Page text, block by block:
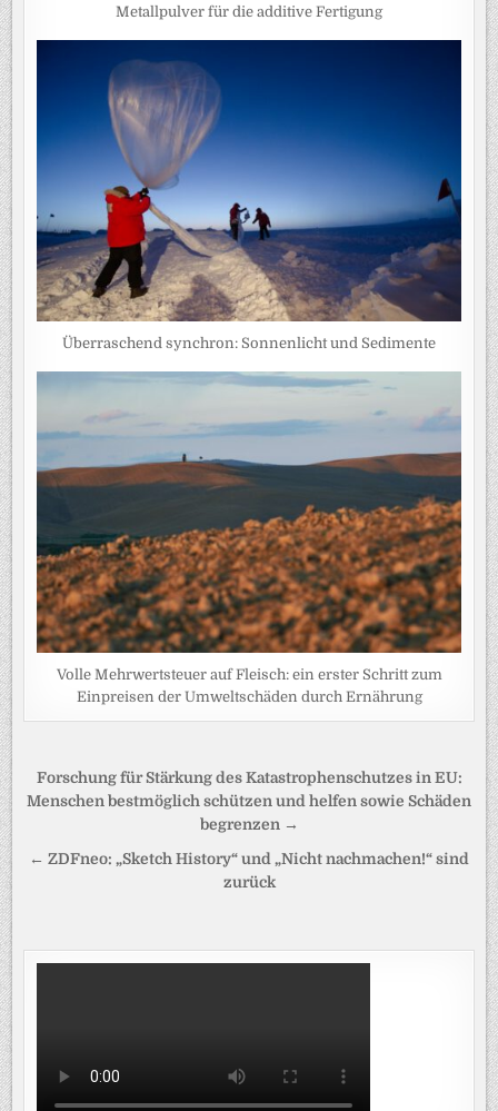
Metallpulver für die additive Fertigung
Überraschend synchron: Sonnenlicht und Sedimente
Volle Mehrwertsteuer auf Fleisch: ein erster Schritt zum
Einpreisen der Umweltschäden durch Ernährung
Beitragsnavigation
Forschung für Stärkung des Katastrophenschutzes in EU:
Menschen bestmöglich schützen und helfen sowie Schäden
begrenzen →
← ZDFneo: „Sketch History“ und „Nicht nachmachen!“ sind
zurück